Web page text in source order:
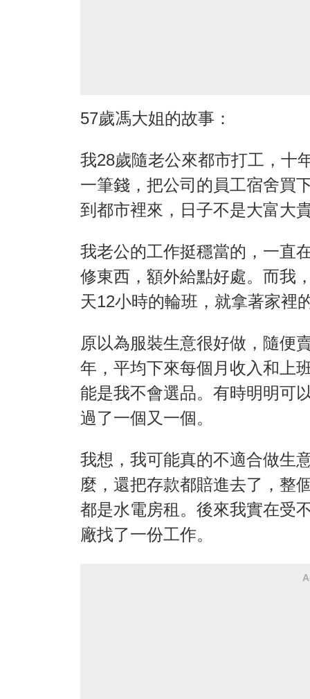
57歲馮大姐的故事：
我28歲隨老公來都市打工，十
一筆錢，把公司的員工宿舍買
到都市裡來，日子不是大富大
我老公的工作挺穩當的，一直
修東西，額外給點好處。而我
天12小時的輪班，就拿著家裡
原以為服裝生意很好做，隨便
年，平均下來每個月收入和上
能是我不會選品。有時明明可
過了一個又一個。
我想，我可能真的不適合做生
麼，還把存款都賠進去了，整
都是水電房租。後來我實在受
廠找了一份工作。